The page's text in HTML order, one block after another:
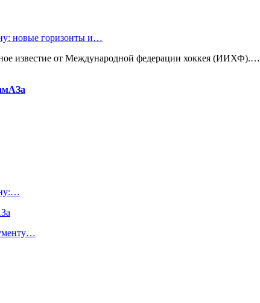
новые горизонты и…
известие от Международной федерации хоккея (ИИХФ).…